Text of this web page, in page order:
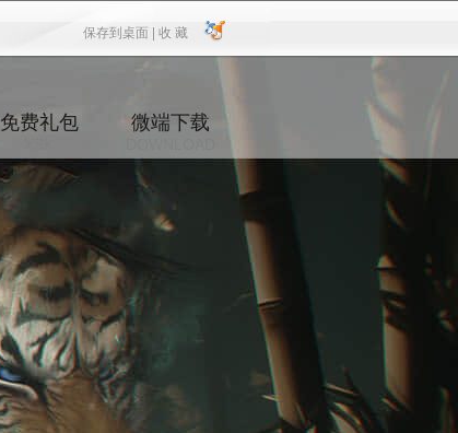
保存到桌面 |
保存到桌面 收 藏
收 藏
免费礼包 微端下载